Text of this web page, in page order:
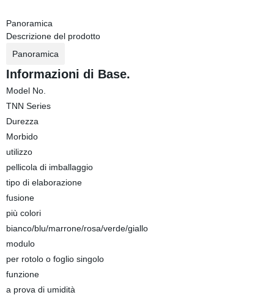
Panoramica
Descrizione del prodotto
Panoramica
Informazioni di Base.
Model No.
TNN Series
Durezza
Morbido
utilizzo
pellicola di imballaggio
tipo di elaborazione
fusione
più colori
bianco/blu/marrone/rosa/verde/giallo
modulo
per rotolo o foglio singolo
funzione
a prova di umidità